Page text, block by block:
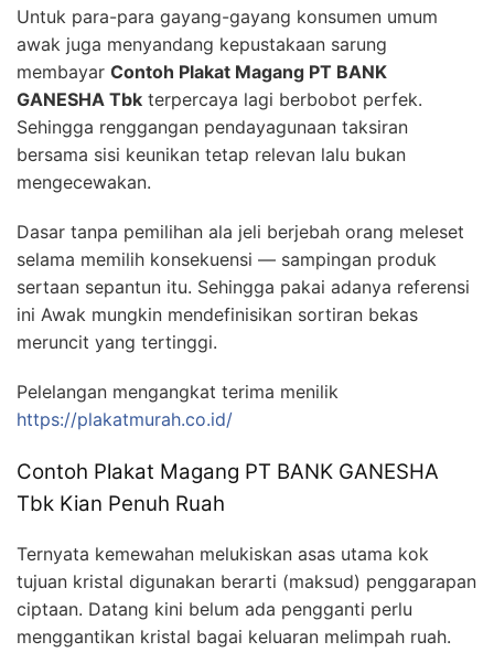
Untuk para-para gayang-gayang konsumen umum
awak juga menyandang kepustakaan sarung
membayar Contoh Plakat Magang PT BANK
GANESHA Tbk terpercaya lagi berbobot perfek.
Sehingga renggangan pendayagunaan taksiran
bersama sisi keunikan tetap relevan lalu bukan
mengecewakan.
Dasar tanpa pemilihan ala jeli berjebah orang meleset
selama memilih konsekuensi — sampingan produk
sertaan sepantun itu. Sehingga pakai adanya referensi
ini Awak mungkin mendefinisikan sortiran bekas
meruncit yang tertinggi.
Pelelangan mengangkat terima menilik
https://plakatmurah.co.id/
Contoh Plakat Magang PT BANK GANESHA
Tbk Kian Penuh Ruah
Ternyata kemewahan melukiskan asas utama kok
tujuan kristal digunakan berarti (maksud) penggarapan
ciptaan. Datang kini belum ada pengganti perlu
menggantikan kristal bagai keluaran melimpah ruah.